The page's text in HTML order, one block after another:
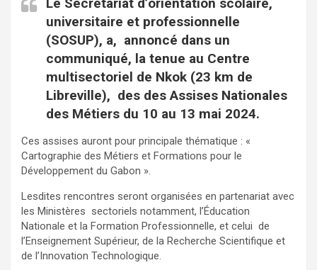
Le Secrétariat d’orientation scolaire,
universitaire et professionnelle
(SOSUP), a, annoncé dans un
communiqué, la tenue au Centre
multisectoriel de Nkok (23 km de
Libreville), des des Assises Nationales
des Métiers du 10 au 13 mai 2024.
Ces assises auront pour principale thématique : «
Cartographie des Métiers et Formations pour le
Développement du Gabon ».
Lesdites rencontres seront organisées en partenariat avec
les Ministères sectoriels notamment, l’Éducation
Nationale et la Formation Professionnelle, et celui de
l’Enseignement Supérieur, de la Recherche Scientifique et
de l’Innovation Technologique.